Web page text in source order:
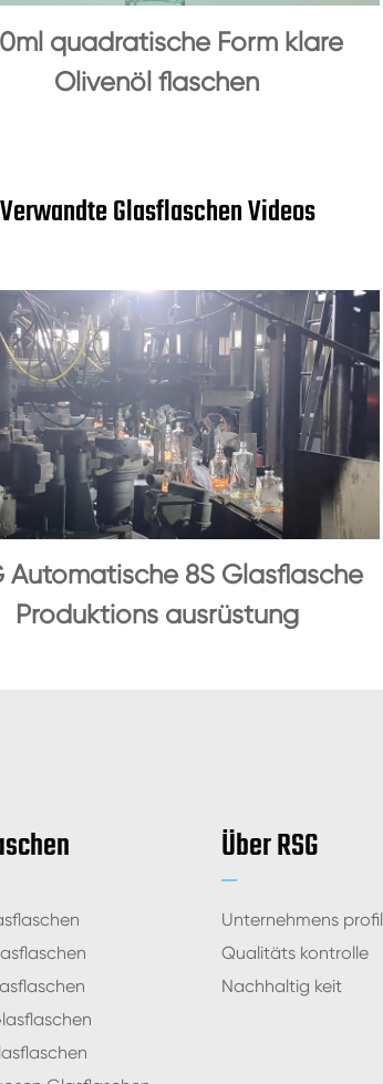
quadratische Form klare
Olivenöl flaschen
Verwandte Glasflaschen Videos
Automatische 8S Glasflasche
Produktions ausrüstung
Über RSG
Unternehmens profil
Qualitäts kontrolle
Nachhaltig keit